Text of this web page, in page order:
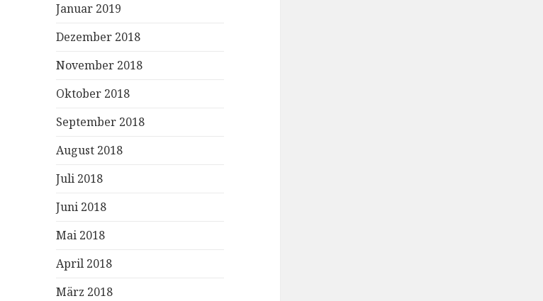
Januar 2019
Dezember 2018
November 2018
Oktober 2018
September 2018
August 2018
Juli 2018
Juni 2018
Mai 2018
April 2018
März 2018